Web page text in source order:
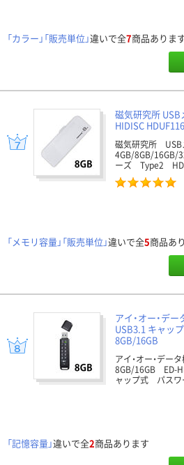
「カラー」「販売単位」違いで全7商品ありま
磁気研究所
HIDISC
磁気研究所
4GB/8GB/
ーズ Type2
「メモリ容量」「販売単位」違いで全5商品あ
アイ・オー・デ
USB3.1 キャッ
8GB/16GB
アイ・オー・デー
8GB/16GB ED-
ャップ式 パス
「記憶容量」違いで全2商品あります